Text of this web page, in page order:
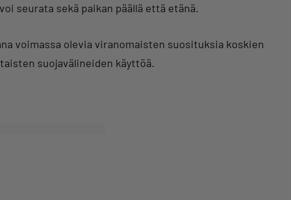
seurata sekä paikan päällä että etänä.
voimassa olevia viranomaisten suosituksia koskien
suojavälineiden käyttöä.